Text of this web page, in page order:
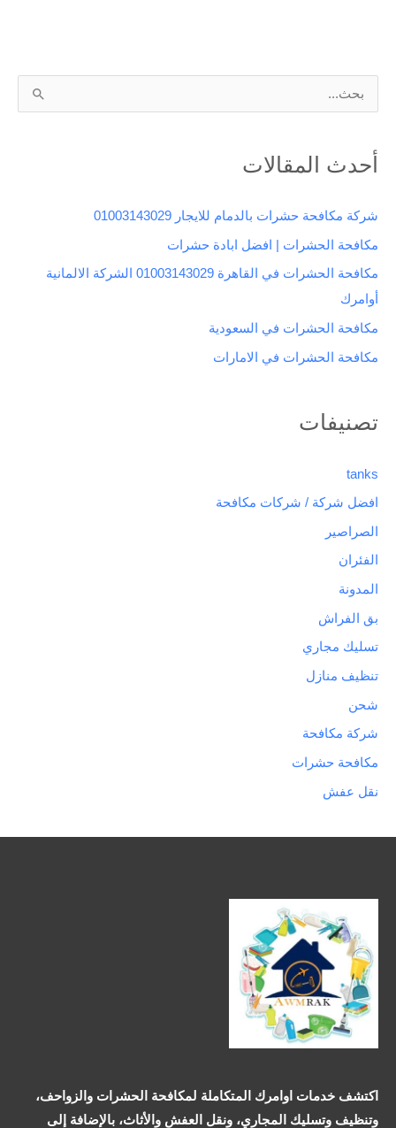
ب
ح
ن
:
أحدث المقالات
شركة مكافحة حشرات بالدمام للايجار 01003143029
مكافحة الحشرات | افضل ابادة حشرات
مكافحة الحشرات في القاهرة 01003143029 الشركة الالمانية
أوامرك
مكافحة الحشرات في السعودية
مكافحة الحشرات في الامارات
تصنيفات
tanks
افضل شركة / شركات مكافحة
الصراصير
الفئران
المدونة
بق الفراش
تسليك مجاري
تنظيف منازل
شحن
شركة مكافحة
مكافحة حشرات
نقل عفش
اكتشف خدمات اوامرك المتكاملة لمكافحة الحشرات والزواحف،
وتنظيف وتسليك المجاري، ونقل العفش والأثاث، بالإضافة إلى